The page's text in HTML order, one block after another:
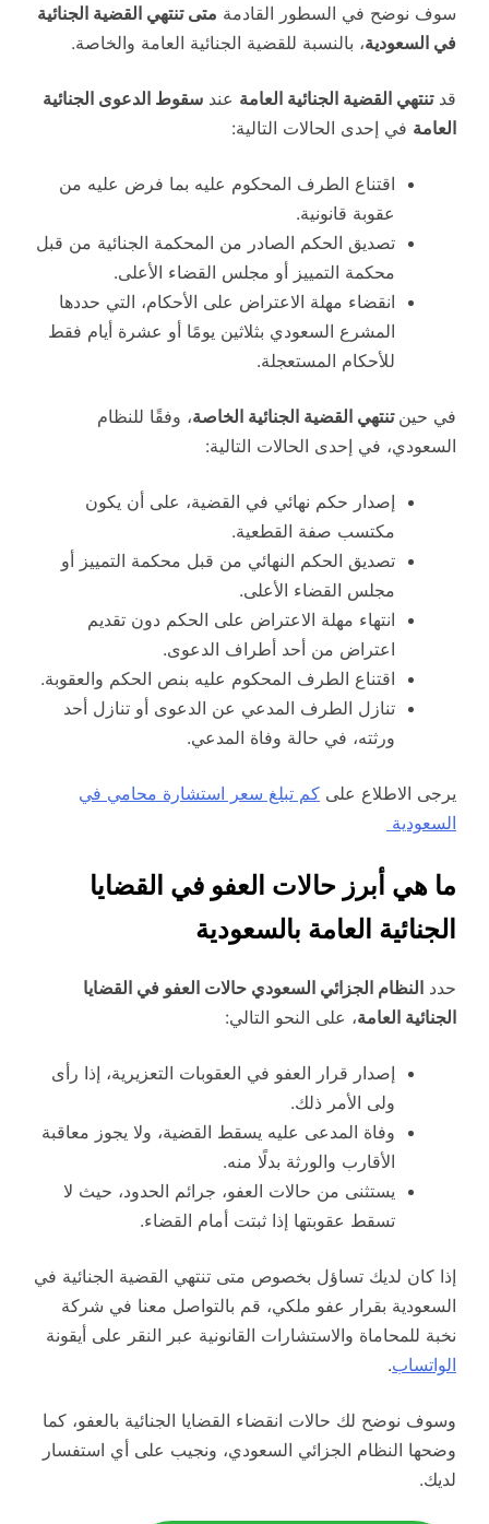
سوف نوضح في السطور القادمة متى تنتهي القضية الجنائية
في السعودية، بالنسبة للقضية الجنائية العامة والخاصة.
قدتنتهي القضية الجنائية العامة عند سقوط الدعوى الجنائية
العامة في إحدى الحالات التالية:
اقتناع الطرف المحكوم عليه بما فرض عليه من
عقوبة قانونية.
تصديق الحكم الصادر من المحكمة الجنائية من قبل
محكمة التمييز أو مجلس القضاء الأعلى.
انقضاء مهلة الاعتراض على الأحكام، التي حددها
المشرع السعودي بثلاثين يومًا أو عشرة أيام فقط
للأحكام المستعجلة.
في حين تنتهي القضية الجنائية الخاصة، وفقًا للنظام
السعودي، في إحدى الحالات التالية:
إصدار حكم نهائي في القضية، على أن يكون
مكتسب صفة القطعية.
تصديق الحكم النهائي من قبل محكمة التمييز أو
مجلس القضاء الأعلى.
انتهاء مهلة الاعتراض على الحكم دون تقديم
اعتراض من أحد أطراف الدعوى.
اقتناع الطرف المحكوم عليه بنص الحكم والعقوبة.
تنازل الطرف المدعي عن الدعوى أو تنازل أحد
ورثته، في حالة وفاة المدعي.
يرجى الاطلاع على كم تبلغ سعر استشارة محامي في
السعودية
ما هي أبرز حالات العفو في القضايا
الجنائية العامة بالسعودية
حدد النظام الجزائي السعودي حالات العفو في القضايا
الجنائية العامة، على النحو التالي:
إصدار قرار العفو في العقوبات التعزيرية، إذا رأى
ولى الأمر ذلك.
وفاة المدعى عليه يسقط القضية، ولا يجوز معاقبة
الأقارب والورثة بدلًا منه.
يستثنى من حالات العفو، جرائم الحدود، حيث لا
تسقط عقوبتها إذا ثبتت أمام القضاء.
إذا كان لديك تساؤل بخصوص متى تنتهي القضية الجنائية في
السعودية بقرار عفو ملكي، قم بالتواصل معنا في شركة
نخبة للمحاماة والاستشارات القانونية عبر النقر على أيقونة
الواتساب.
وسوف نوضح لك حالات انقضاء القضايا الجنائية بالعفو، كما
وضحها النظام الجزائي السعودي، ونجيب على أي استفسار
لديك.